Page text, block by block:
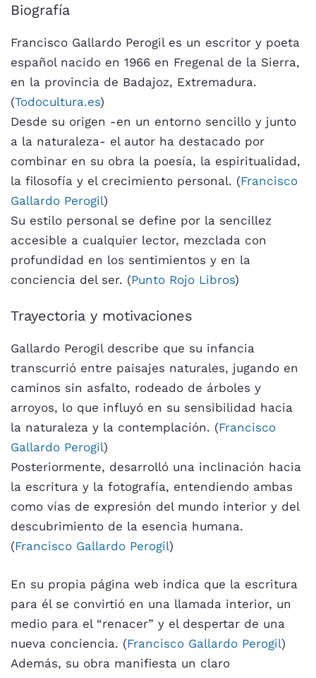
Biografía
Francisco Gallardo Perogil es un escritor y poeta
español nacido en 1966 en Fregenal de la Sierra,
en la provincia de Badajoz, Extremadura.
(Todocultura.es)
Desde su origen -en un entorno sencillo y junto
a la naturaleza- el autor ha destacado por
combinar en su obra la poesía, la espiritualidad,
la filosofía y el crecimiento personal. (Francisco
Gallardo Perogil)
Su estilo personal se define por la sencillez
accesible a cualquier lector, mezclada con
profundidad en los sentimientos y en la
conciencia del ser. (Punto Rojo Libros)
Trayectoria y motivaciones
Gallardo Perogil describe que su infancia
transcurrió entre paisajes naturales, jugando en
caminos sin asfalto, rodeado de árboles y
arroyos, lo que influyó en su sensibilidad hacia
la naturaleza y la contemplación. (Francisco
Gallardo Perogil)
Posteriormente, desarrolló una inclinación hacia
la escritura y la fotografía, entendiendo ambas
como vías de expresión del mundo interior y del
descubrimiento de la esencia humana.
(Francisco Gallardo Perogil)
En su propia página web indica que la escritura
para él se convirtió en una llamada interior, un
medio para el “renacer” y el despertar de una
nueva conciencia. (Francisco Gallardo Perogil)
Además, su obra manifiesta un claro